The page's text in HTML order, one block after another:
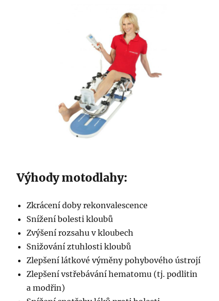
Výhody motodlahy:
Zkrácení doby rekonvalescence
Snížení bolesti kloubů
Zvýšení rozsahu v kloubech
Snižování ztuhlosti kloubů
Zlepšení látkové výměny pohybového ústrojí
Zlepšení vstřebávání hematomu (tj. podlitin
a modřin)